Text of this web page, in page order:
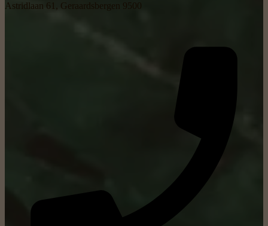
Astridlaan 61, Geraardsbergen 9500